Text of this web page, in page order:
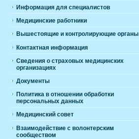
Информация для специалистов
Медицинские работники
Вышестоящие и контролирующие органы
Контактная информация
Сведения о страховых медицинских
организациях
Документы
Политика в отношении обработки
персональных данных
Медицинский совет
Взаимодействие с волонтерским
сообществом